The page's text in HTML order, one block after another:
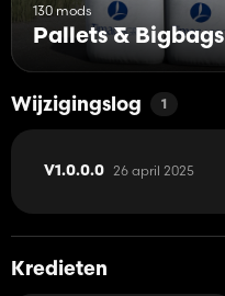
130 mods
Pallets & Bigbags
Wijzigingslog 1
V1.0.0.0 26 april 2025
Kredieten